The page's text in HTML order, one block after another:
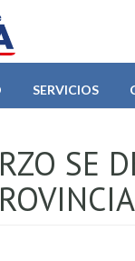
SERVICIOS
SE